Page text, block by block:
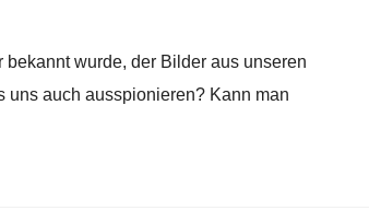
wurde, der Bilder aus unseren
uns auch ausspionieren? Kann man